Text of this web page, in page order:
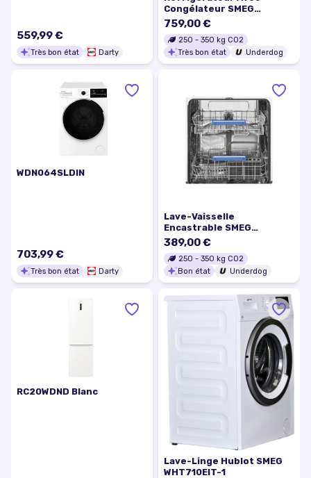
559,99 €
Très bon état Darty
Congélateur SMEG
RC21KDNMC
759,00 €
250 - 350 kg CO2
Très bon état
Underdog
WDN064SLDIN
703,99 €
Très bon état Darty
Lave-Vaisselle
Encastrable SMEG
STL262D
389,00 €
250 - 350 kg CO2
Bon état
Underdog
RC20WDND Blanc
Lave-Linge Hublot SMEG
WHT710EIT-1